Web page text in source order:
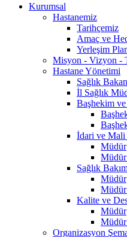
Kurumsal
Hastanemiz
Tarihçemiz
Amaç ve
Yerleşim
Misyon - Vizyon -
Hastane Yönetimi
Sağlık
İl Sağlık
Başhekim ve
İdari ve
Müdür
Müdür
Sağlık
Müdür
Müdür
Kalite ve
Müdür
Müdür
Organizasyon